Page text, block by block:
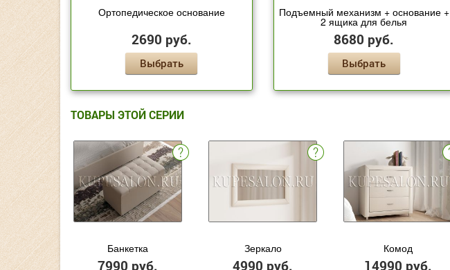
Ортопедическое основание
2690 руб.
Выбрать
Подъемный механизм + основание +
2 ящика для белья
8680 руб.
Выбрать
ТОВАРЫ ЭТОЙ СЕРИИ
Банкетка
7990 руб.
Зеркало
4990 руб.
Комод
14990 руб.